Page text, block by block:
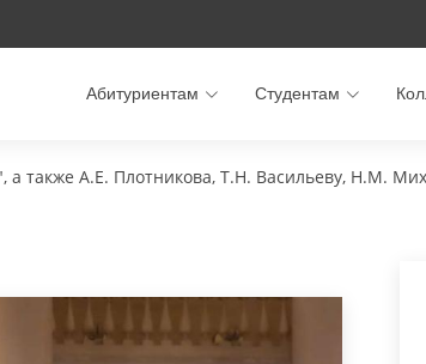
Абитуриентам Студентам
также А.Е. Плотникова, Т.Н. Васильеву, Н.М.